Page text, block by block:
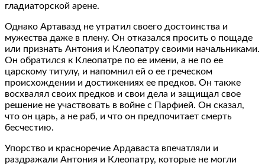
гладиаторской арене.
Однако Артавазд не утратил своего достоинства и
мужества даже в плену. Он отказался просить о пощаде
или признать Антония и Клеопатру своими начальниками.
Он обратился к Клеопатре по ее имени, а не по ее
царскому титулу, и напомнил ей о ее греческом
происхождении и достижениях ее предков. Он также
восхвалял своих предков и свои дела и защищал свое
решение не участвовать в войне с Парфией. Он сказал,
что он царь, а не раб, и что он предпочитает смерть
бесчестию.
Упорство и красноречие Ардаваста впечатляли и
раздражали Антония и Клеопатру, которые не могли